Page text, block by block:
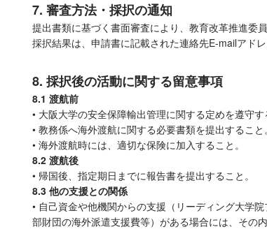
7. 審査方法・採択の通知
提出書類に基づく書面審査により、教育改革推進委
採択結果は、申請書に記載された連絡先E-mailアド
8. 採択後の活動に関する留意事項
8.1 渡航前
• 大阪大学の安全保障輸出管理に関する定めを遵守す
• 教務係へ海外渡航に関する必要書類を提出すること。
• 海外渡航時には、適切な保険に加入すること。
8.2 渡航後
• 帰国後、指定期日までに報告書を提出すること。
8.3 他の支援との関係
• 自己資金や他機関からの支援（リーディング大学
部財団の海外派遣支援費等）がある場合には、その